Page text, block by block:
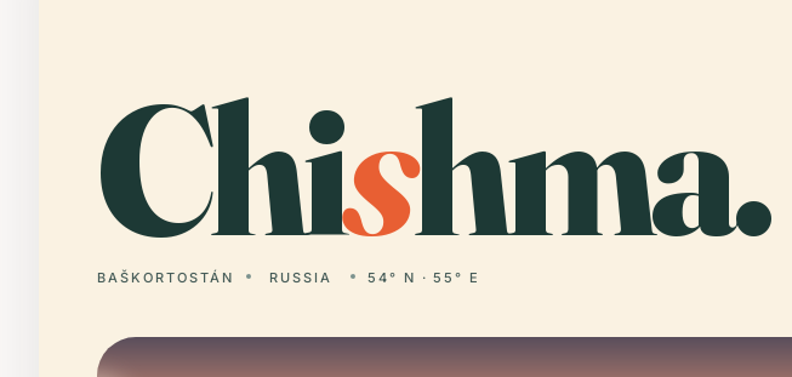
Chishma.
BAŠKORTOSTÁN RUSSIA 54° N · 55° E